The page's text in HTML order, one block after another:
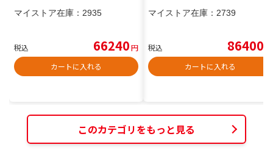
マイストア在庫： 2935
税込 66240円
カートに入れる
マイストア在庫： 2739
税込 86400
カートに入れる
このカテゴリをもっと見る